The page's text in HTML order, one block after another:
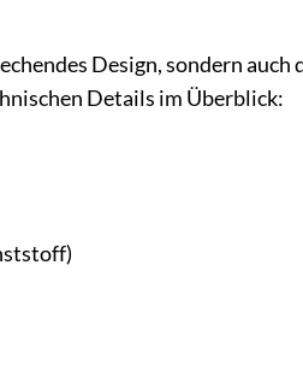
Design, sondern auch
Details im Überblick: